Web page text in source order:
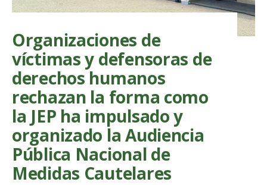
Organizaciones de
víctimas y defensoras de
derechos humanos
rechazan la forma como
la JEP ha impulsado y
organizado la Audiencia
Pública Nacional de
Medidas Cautelares